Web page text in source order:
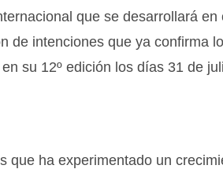
que se desarrollará en
de intenciones que ya confirma
su 12º edición los días 31 de
que ha experimentado un